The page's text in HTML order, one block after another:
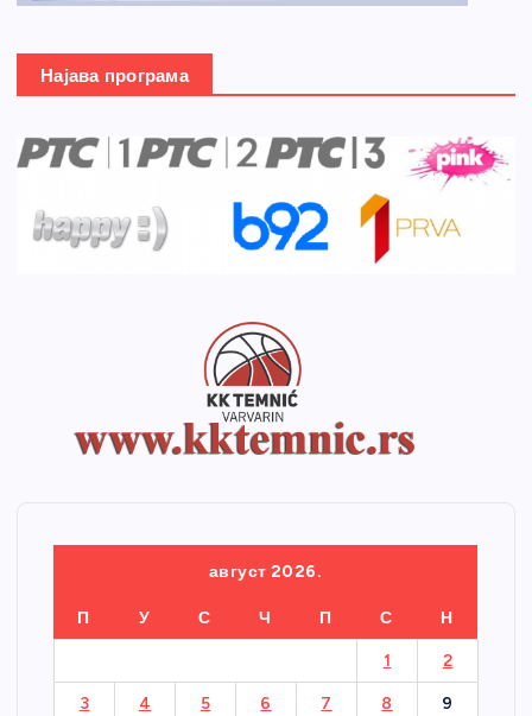
Најава програма
август 2026.
П У С Ч П С Н
1 2
3 4 5 6 7 8 9